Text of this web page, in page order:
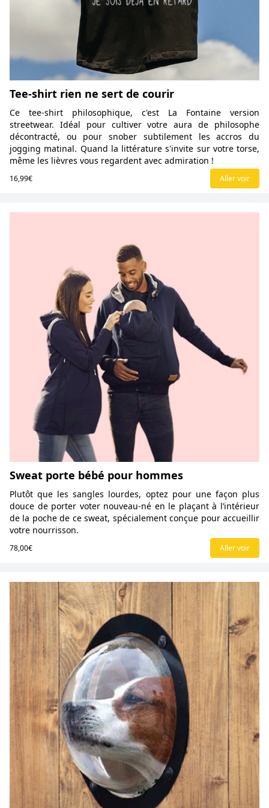
Tee-shirt rien ne sert de courir
Ce tee-shirt philosophique, c'est La Fontaine version
streetwear. Idéal pour cultiver votre aura de philosophe
décontracté, ou pour snober subtilement les accros du
jogging matinal. Quand la littérature s'invite sur votre torse,
même les lièvres vous regardent avec admiration !
16,99€ Aller voir
Sweat porte bébé pour hommes
Plutôt que les sangles lourdes, optez pour une façon plus
douce de porter voter nouveau-né en le plaçant à l’intérieur
de la poche de ce sweat, spécialement conçue pour accueillir
votre nourrisson.
78,00€ Aller voir